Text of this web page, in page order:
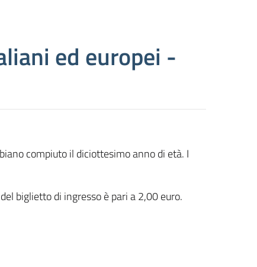
ed europei -
compiuto il diciottesimo anno di età. I
biglietto di ingresso è pari a 2,00 euro.